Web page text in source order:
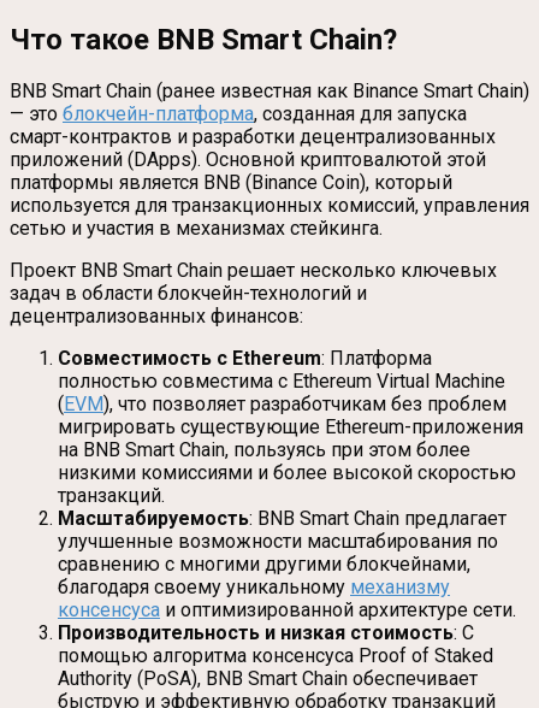
Что такое BNB Smart Chain?
BNB Smart Chain (ранее известная как Binance Smart Chain)
— это блокчейн-платформа, созданная для запуска
смарт-контрактов и разработки децентрализованных
приложений (DApps). Основной криптовалютой этой
платформы является BNB (Binance Coin), который
используется для транзакционных комиссий, управления
сетью и участия в механизмах стейкинга.
Проект BNB Smart Chain решает несколько ключевых
задач в области блокчейн-технологий и
децентрализованных финансов:
Совместимость с Ethereum: Платформа
полностью совместима с Ethereum Virtual Machine
( EVM), что позволяет разработчикам без проблем
мигрировать существующие Ethereum-приложения
на BNB Smart Chain, пользуясь при этом более
низкими комиссиями и более высокой скоростью
транзакций.
Масштабируемость: BNB Smart Chain предлагает
улучшенные возможности масштабирования по
сравнению с многими другими блокчейнами,
благодаря своему уникальному механизму
консенсуса и оптимизированной архитектуре сети.
Производительность и низкая стоимость: С
помощью алгоритма консенсуса Proof of Staked
Authority (PoSA), BNB Smart Chain обеспечивает
быструю и эффективную обработку транзакций